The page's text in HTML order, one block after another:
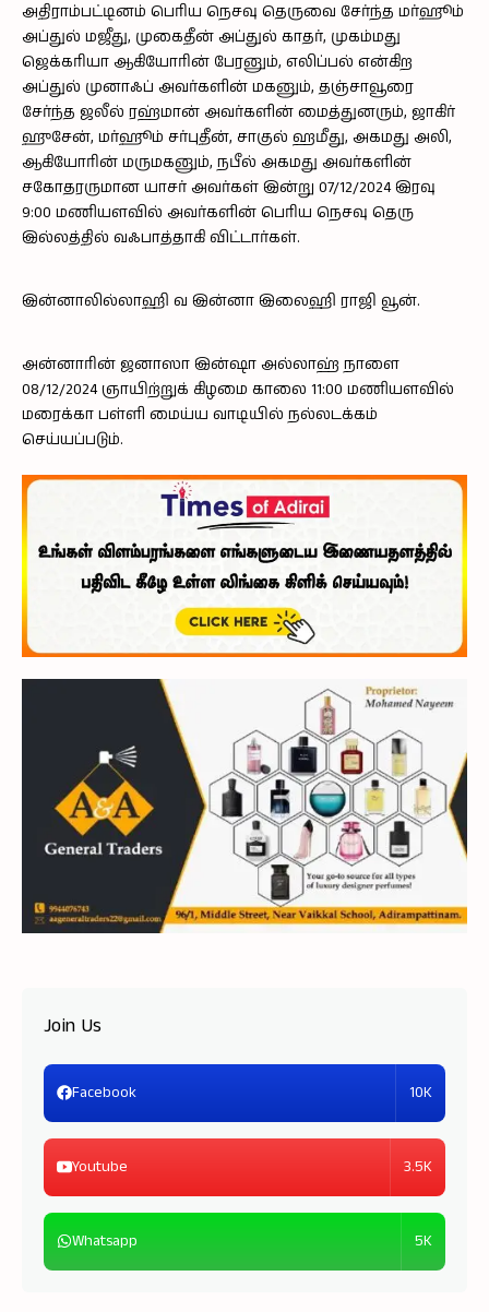
அதிராம்பட்டினம் பெரிய நெசவு தெருவை சேர்ந்த மர்ஹூம்
அப்துல் மஜீது, முகைதீன் அப்துல் காதர், முகம்மது
ஜெக்கரியா ஆகியோரின் பேரனும், எலிப்பல் என்கிற
அப்துல் முனாஃப் அவர்களின் மகனும், தஞ்சாவூரை
சேர்ந்த ஜலீல் ரஹ்மான் அவர்களின் மைத்துனரும், ஜாகிர்
ஹுசேன், மர்ஹூம் சர்புதீன், சாகுல் ஹமீது, அகமது அலி,
ஆகியோரின் மருமகனும், நபீல் அகமது அவர்களின்
சகோதரருமான யாசர் அவர்கள் இன்று 07/12/2024 இரவு
9:00 மணியளவில் அவர்களின் பெரிய நெசவு தெரு
இல்லத்தில் வஃபாத்தாகி விட்டார்கள்.
இன்னாலில்லாஹி வ இன்னா இலைஹி ராஜி வூன்.
அன்னாரின் ஜனாஸா இன்ஷா அல்லாஹ் நாளை
08/12/2024 ஞாயிற்றுக் கிழமை காலை 11:00 மணியளவில்
மரைக்கா பள்ளி மைய்ய வாடியில் நல்லடக்கம்
செய்யப்படும்.
Join Us
Facebook 10K
Youtube 3.5K
Whatsapp 5K